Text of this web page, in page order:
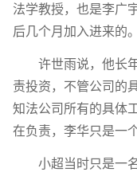
法学教授，也是李广
后几个月加入进来的。
许世雨说，他长
责投资，不管公司的
知法公司所有的具体
在负责，李华只是一
小超当时只是一